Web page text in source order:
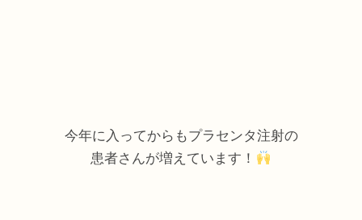
今年に入ってからもプラセンタ注射の
患者さんが増えています！